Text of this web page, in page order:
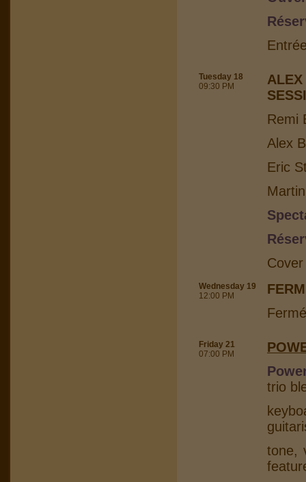
Tuesday 18
09:30 PM
Remi
Alex
Eric
Wednesday 19
12:00 PM
Friday 21
07:00 PM
trio
tone,